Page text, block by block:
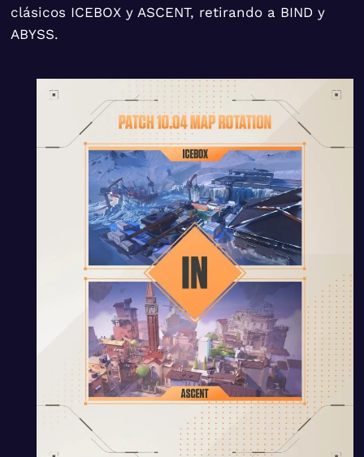
clásicos ICEBOX y ASCENT, retirando a BIND y
ABYSS.